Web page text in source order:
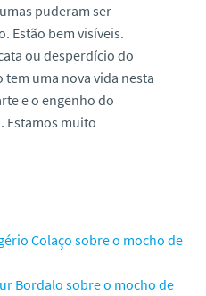
puderam ser
Estão bem visíveis.
ou desperdício do
uma nova vida nesta
e o engenho do
Estamos muito
Colaço sobre o mocho de
Bordalo sobre o mocho de